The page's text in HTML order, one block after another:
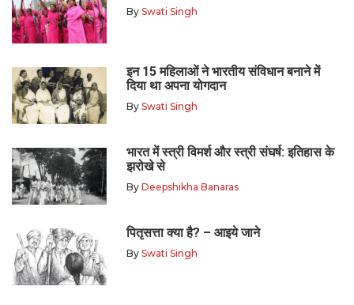
By Swati Singh
इन 15 महिलाओं ने भारतीय संविधान बनाने में
दिया था अपना योगदान
By Swati Singh
भारत में स्त्री विमर्श और स्त्री संघर्ष: इतिहास के
झरोखे से
By Deepshikha Banaras
पितृसत्ता क्या है? – आइये जाने
By Swati Singh